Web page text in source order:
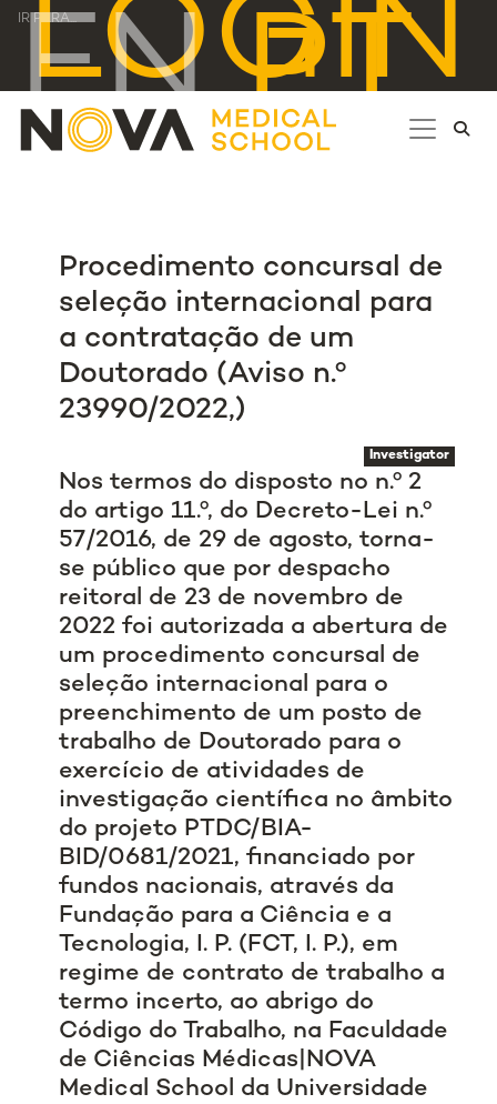
IR PARA...
LOGIN
EN PT
Procedimento concursal de
seleção internacional para
a contratação de um
Doutorado (Aviso n.º
23990/2022,)
Investigator
Nos termos do disposto no n.º 2
do artigo 11.º, do Decreto-Lei n.º
57/2016, de 29 de agosto, torna-
se público que por despacho
reitoral de 23 de novembro de
2022 foi autorizada a abertura de
um procedimento concursal de
seleção internacional para o
preenchimento de um posto de
trabalho de Doutorado para o
exercício de atividades de
investigação científica no âmbito
do projeto PTDC/BIA-
BID/0681/2021, financiado por
fundos nacionais, através da
Fundação para a Ciência e a
Tecnologia, I. P. (FCT, I. P.), em
regime de contrato de trabalho a
termo incerto, ao abrigo do
Código do Trabalho, na Faculdade
de Ciências Médicas|NOVA
Medical School da Universidade